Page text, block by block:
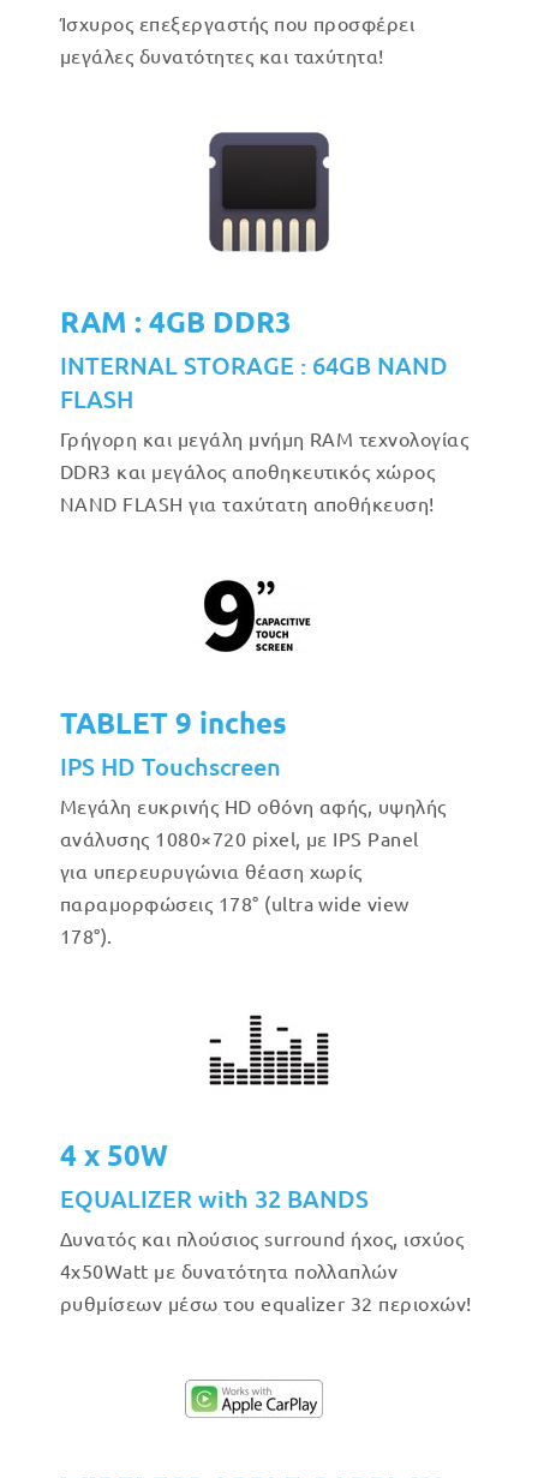
Ίσχυρος επεξεργαστής που προσφέρει
μεγάλες δυνατότητες και ταχύτητα!
RAM : 4GB DDR3
INTERNAL STORAGE : 64GB NAND
FLASH
Γρήγορη και μεγάλη μνήμη RAM τεχνολογίας
DDR3 και μεγάλος αποθηκευτικός χώρος
NAND FLASH για ταχύτατη αποθήκευση!
TABLET 9 inches
IPS HD Touchscreen
Μεγάλη ευκρινής HD οθόνη αφής, υψηλής
ανάλυσης 1080×720 pixel, με IPS Panel
για υπερευρυγώνια θέαση χωρίς
παραμορφώσεις 178° (ultra wide view
178°).
4 x 50W
EQUALIZER with 32 BANDS
Δυνατός και πλούσιος surround ήχος, ισχύος
4x50Watt με δυνατότητα πολλαπλών
ρυθμίσεων μέσω του equalizer 32 περιοχών!